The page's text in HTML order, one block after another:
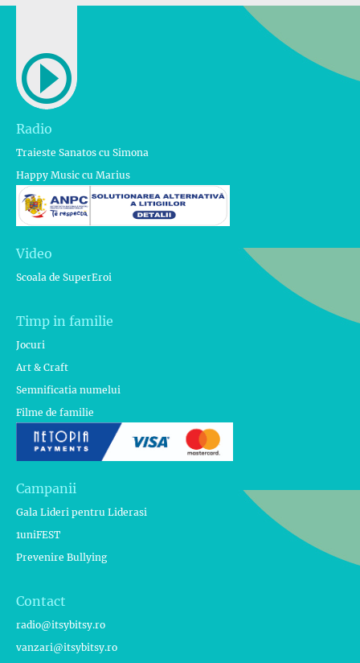
Radio
Traieste Sanatos cu Simona
Happy Music cu Marius
Video
Scoala de SuperEroi
Timp in familie
Jocuri
Art & Craft
Semnificatia numelui
Filme de familie
Campanii
Gala Lideri pentru Liderasi
1uniFEST
Prevenire Bullying
Contact
radio@itsybitsy.ro
vanzari@itsybitsy.ro